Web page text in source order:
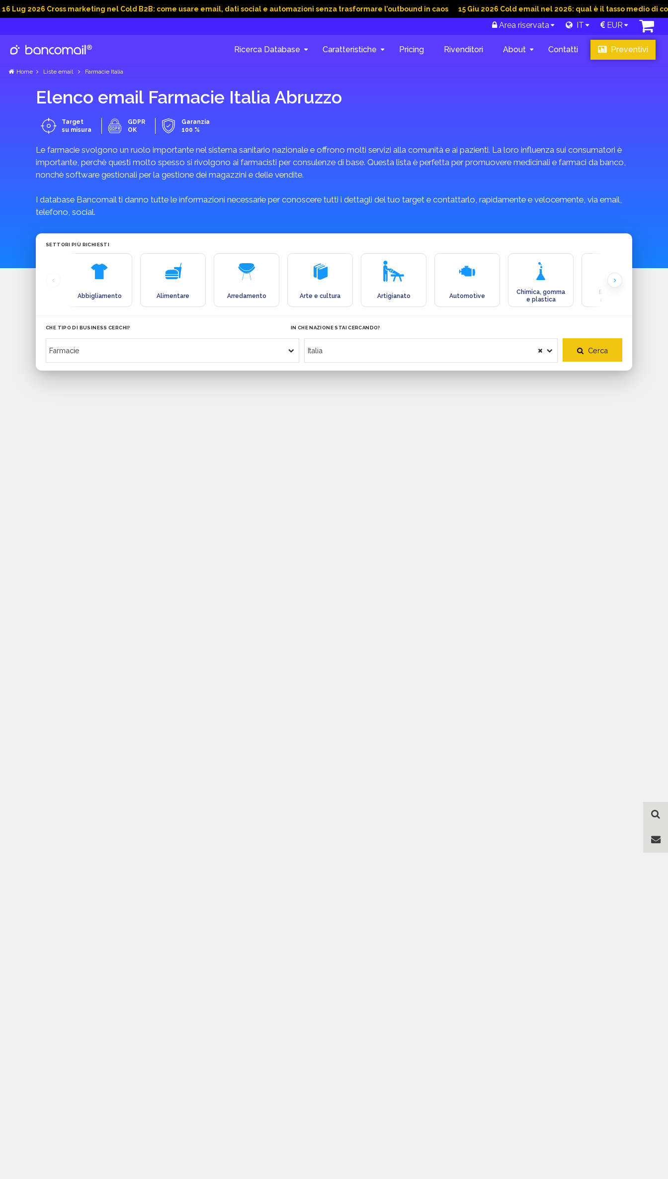
Cross marketing nel Cold B2B: come usare email, dati social e automazioni senza trasformare l’outbound in caos 15 Giu 2026 Cold email nel 2026: qual è il tasso medio di
Area riservata IT EUR
Ricerca Database Caratteristiche Pricing Rivenditori About Contatti Preventivi
Home Liste email Farmacie Italia
Elenco email Farmacie Italia Abruzzo
Target
su misura
GDPR
OK
Garanzia
100 %
Le farmacie svolgono un ruolo importante nel sistema sanitario nazionale e offrono molti servizi alla comunità e ai pazienti. La loro influenza sui consumatori è
importante, perchè questi molto spesso si rivolgono ai farmacisti per consulenze di base. Questa lista è perfetta per promuovere medicinali e farmaci da banco,
nonchè software gestionali per la gestione dei magazzini e delle vendite.
I database Bancomail ti danno tutte le informazioni necessarie per conoscere tutti i dettagli del tuo target e contattarlo, rapidamente e velocemente, via email,
telefono, social.
SETTORI PIÙ RICHIESTI
Abbigliamento Alimentare Arredamento Arte e cultura Artigianato Automotive
Chimica, gomma
e plastica
Ecologia e
ambiente
CHE TIPO DI BUSINESS CERCHI? IN CHE NAZIONE STAI CERCANDO?
Cerca